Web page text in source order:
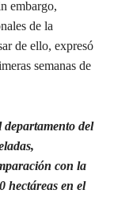
embargo,
de la
de ello, expresó
semanas de
departamento del
con la
hectáreas en el